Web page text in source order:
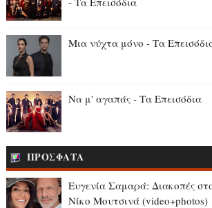
Μια νύχτα μόνο - Τα
Να μ' αγαπάς - Τα Επεισόδια
ΠΡΟΣΦΑΤΑ
Ευγενία Σαμαρά: Διακοπές
Νίκο Μουτσινά (video+photos)